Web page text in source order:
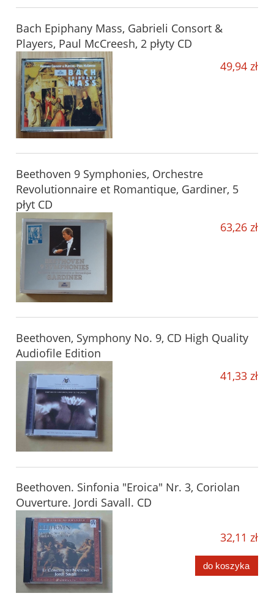
Bach Epiphany Mass, Gabrieli Consort &
Players, Paul McCreesh, 2 płyty CD
49,94 zł
Beethoven 9 Symphonies, Orchestre
Revolutionnaire et Romantique, Gardiner, 5
płyt CD
63,26 zł
Beethoven, Symphony No. 9, CD High Quality
Audiofile Edition
41,33 zł
Beethoven. Sinfonia "Eroica" Nr. 3, Coriolan
Ouverture. Jordi Savall. CD
32,11 zł
do koszyka